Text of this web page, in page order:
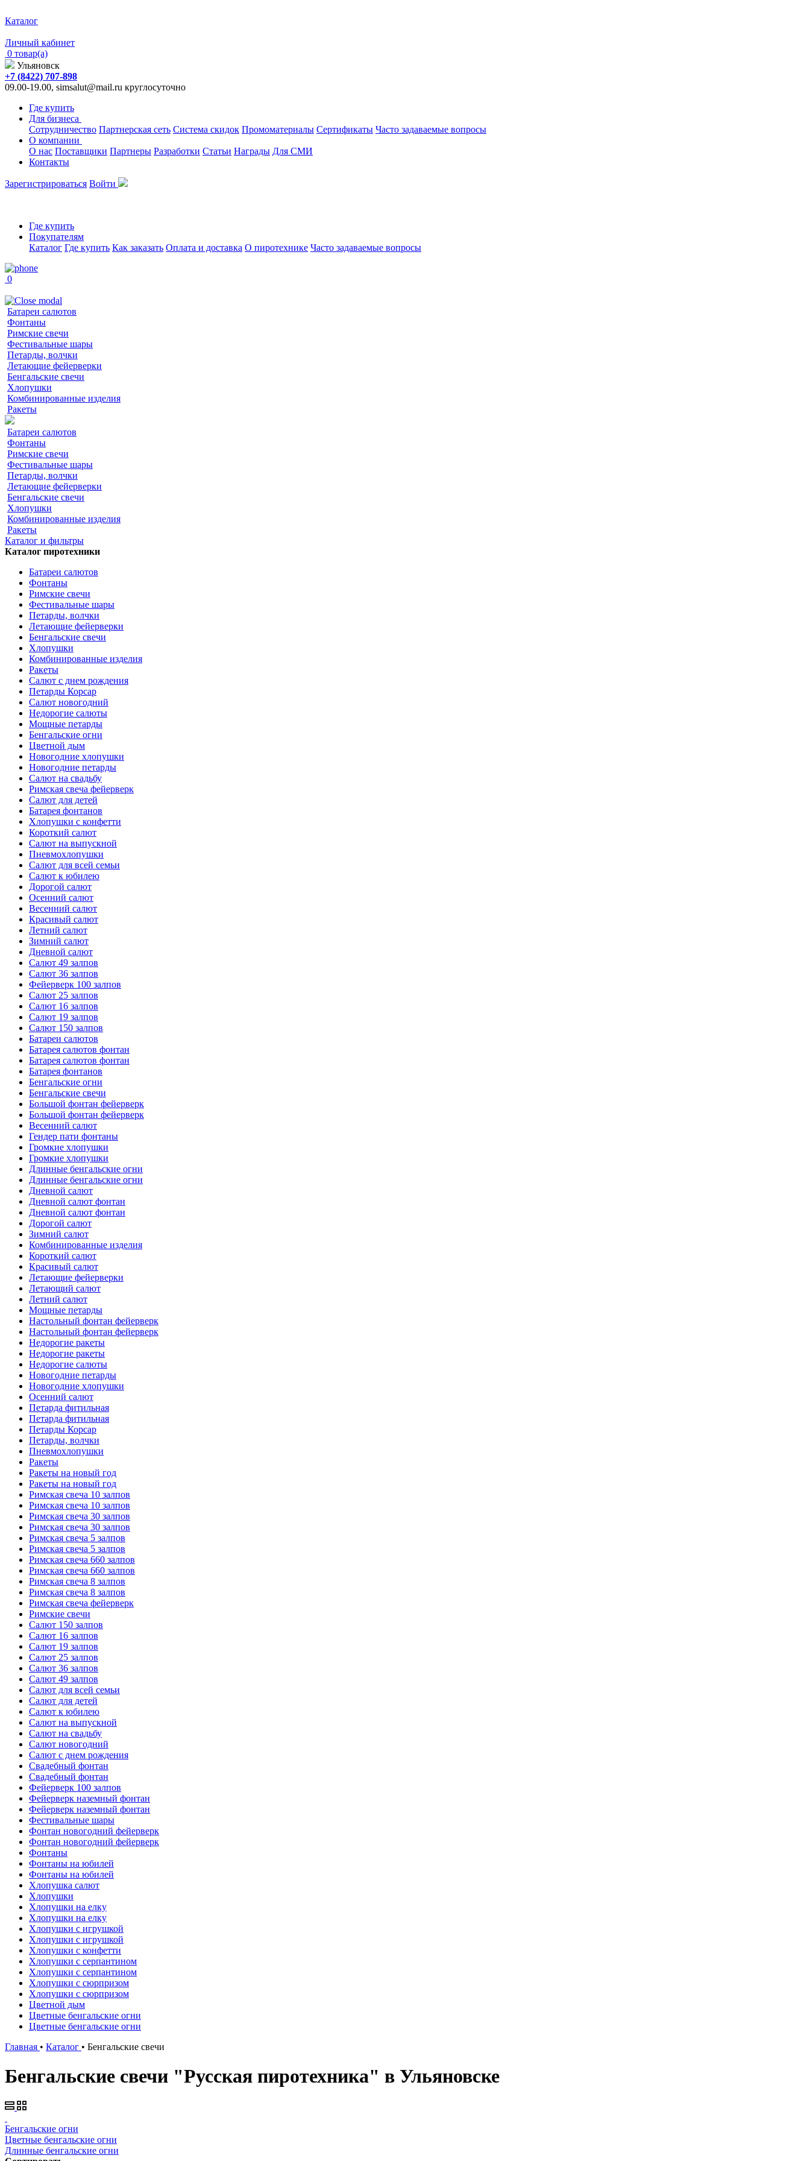
Каталог
Личный кабинет
0 товар(а)
Ульяновск
+7 (8422) 707-898
09.00-19.00, simsalut@mail.ru круглосуточно
Где купить
Для бизнеса
Сотрудничество Партнерская сеть Система скидок Промоматериалы Сертификаты Часто задаваемые вопросы
О компании
О нас Поставщики Партнеры Разработки Статьи Награды Для СМИ
Контакты
Зарегистрироваться Войти
Где купить
Покупателям
Каталог Где купить Как заказать Оплата и доставка О пиротехнике Часто задаваемые вопросы
0
Батареи салютов
Фонтаны
Римские свечи
Фестивальные шары
Петарды, волчки
Летающие фейерверки
Бенгальские свечи
Хлопушки
Комбинированные изделия
Ракеты
Батареи салютов
Фонтаны
Римские свечи
Фестивальные шары
Петарды, волчки
Летающие фейерверки
Бенгальские свечи
Хлопушки
Комбинированные изделия
Ракеты
Каталог и фильтры
Каталог пиротехники
Батареи салютов
Фонтаны
Римские свечи
Фестивальные шары
Петарды, волчки
Летающие фейерверки
Бенгальские свечи
Хлопушки
Комбинированные изделия
Ракеты
Салют с днем рождения
Петарды Корсар
Салют новогодний
Недорогие салюты
Мощные петарды
Бенгальские огни
Цветной дым
Новогодние хлопушки
Новогодние петарды
Салют на свадьбу
Римская свеча фейерверк
Салют для детей
Батарея фонтанов
Хлопушки с конфетти
Короткий салют
Салют на выпускной
Пневмохлопушки
Салют для всей семьи
Салют к юбилею
Дорогой салют
Осенний салют
Весенний салют
Красивый салют
Летний салют
Зимний салют
Дневной салют
Салют 49 залпов
Салют 36 залпов
Фейерверк 100 залпов
Салют 25 залпов
Салют 16 залпов
Салют 19 залпов
Салют 150 залпов
Батареи салютов
Батарея салютов фонтан
Батарея салютов фонтан
Батарея фонтанов
Бенгальские огни
Бенгальские свечи
Большой фонтан фейерверк
Большой фонтан фейерверк
Весенний салют
Гендер пати фонтаны
Громкие хлопушки
Громкие хлопушки
Длинные бенгальские огни
Длинные бенгальские огни
Дневной салют
Дневной салют фонтан
Дневной салют фонтан
Дорогой салют
Зимний салют
Комбинированные изделия
Короткий салют
Красивый салют
Летающие фейерверки
Летающий салют
Летний салют
Мощные петарды
Настольный фонтан фейерверк
Настольный фонтан фейерверк
Недорогие ракеты
Недорогие ракеты
Недорогие салюты
Новогодние петарды
Новогодние хлопушки
Осенний салют
Петарда фитильная
Петарда фитильная
Петарды Корсар
Петарды, волчки
Пневмохлопушки
Ракеты
Ракеты на новый год
Ракеты на новый год
Римская свеча 10 залпов
Римская свеча 10 залпов
Римская свеча 30 залпов
Римская свеча 30 залпов
Римская свеча 5 залпов
Римская свеча 5 залпов
Римская свеча 660 залпов
Римская свеча 660 залпов
Римская свеча 8 залпов
Римская свеча 8 залпов
Римская свеча фейерверк
Римские свечи
Салют 150 залпов
Салют 16 залпов
Салют 19 залпов
Салют 25 залпов
Салют 36 залпов
Салют 49 залпов
Салют для всей семьи
Салют для детей
Салют к юбилею
Салют на выпускной
Салют на свадьбу
Салют новогодний
Салют с днем рождения
Свадебный фонтан
Свадебный фонтан
Фейерверк 100 залпов
Фейерверк наземный фонтан
Фейерверк наземный фонтан
Фестивальные шары
Фонтан новогодний фейерверк
Фонтан новогодний фейерверк
Фонтаны
Фонтаны на юбилей
Фонтаны на юбилей
Хлопушка салют
Хлопушки
Хлопушки на елку
Хлопушки на елку
Хлопушки с игрушкой
Хлопушки с игрушкой
Хлопушки с конфетти
Хлопушки с серпантином
Хлопушки с серпантином
Хлопушки с сюрпризом
Хлопушки с сюрпризом
Цветной дым
Цветные бенгальские огни
Цветные бенгальские огни
Главная • Каталог • Бенгальские свечи
Бенгальские свечи "Русская пиротехника" в Ульяновске
Бенгальские огни
Цветные бенгальские огни
Длинные бенгальские огни